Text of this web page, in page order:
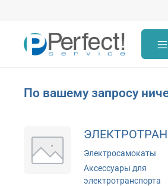
По вашему запросу
Электросамокаты
Аксессуары для
электротранспорта